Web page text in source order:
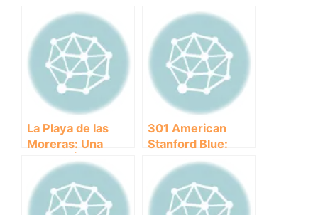
La Playa de las
Moreras: Una
Opción Única para
Disfrutar con tu
Perro en la Costa
301 American
Stanford Blue:
Todo lo que debes
saber sobre esta
impresionante
raza de perros